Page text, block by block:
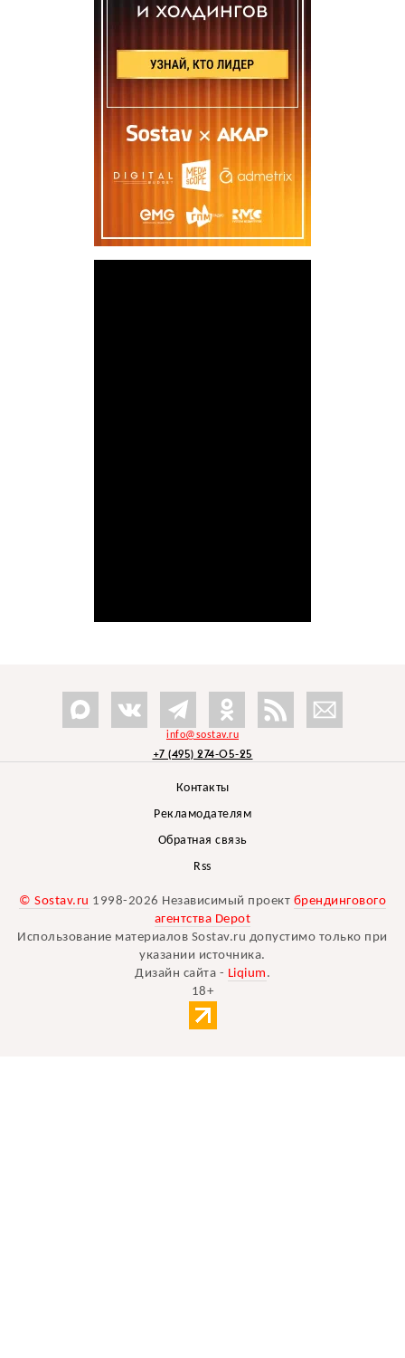
info@sostav.ru
+7 (495) 274-05-25
Контакты
Рекламодателям
Обратная связь
Rss
© Sostav.ru 1998-2026 Независимый проект брендингового
агентства Depot
Использование материалов Sostav.ru допустимо только при
указании источника.
Дизайн сайта - Liqium .
18+